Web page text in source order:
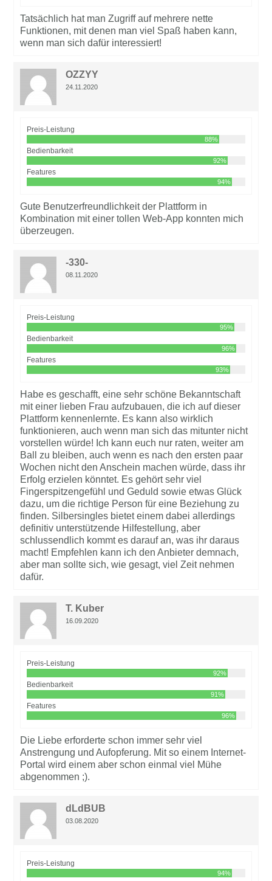
Tatsächlich hat man Zugriff auf mehrere nette
Funktionen, mit denen man viel Spaß haben kann,
wenn man sich dafür interessiert!
OZZYY
24.11.2020
Preis-Leistung
88%
Bedienbarkeit
92%
Features
94%
Gute Benutzerfreundlichkeit der Plattform in
Kombination mit einer tollen Web-App konnten mich
überzeugen.
-330-
08.11.2020
Preis-Leistung
95%
Bedienbarkeit
96%
Features
93%
Habe es geschafft, eine sehr schöne Bekanntschaft
mit einer lieben Frau aufzubauen, die ich auf dieser
Plattform kennenlernte. Es kann also wirklich
funktionieren, auch wenn man sich das mitunter nicht
vorstellen würde! Ich kann euch nur raten, weiter am
Ball zu bleiben, auch wenn es nach den ersten paar
Wochen nicht den Anschein machen würde, dass ihr
Erfolg erzielen könntet. Es gehört sehr viel
Fingerspitzengefühl und Geduld sowie etwas Glück
dazu, um die richtige Person für eine Beziehung zu
finden. Silbersingles bietet einem dabei allerdings
definitiv unterstützende Hilfestellung, aber
schlussendlich kommt es darauf an, was ihr daraus
macht! Empfehlen kann ich den Anbieter demnach,
aber man sollte sich, wie gesagt, viel Zeit nehmen
dafür.
T. Kuber
16.09.2020
Preis-Leistung
92%
Bedienbarkeit
91%
Features
96%
Die Liebe erforderte schon immer sehr viel
Anstrengung und Aufopferung. Mit so einem Internet-
Portal wird einem aber schon einmal viel Mühe
abgenommen ;).
dLdBUB
03.08.2020
Preis-Leistung
94%